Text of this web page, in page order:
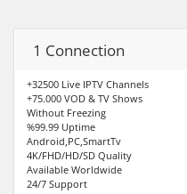
1 Connection
+32500 Live IPTV Channels
+75.000 VOD & TV Shows
Without Freezing
%99.99 Uptime
Android,PC,SmartTv
4K/FHD/HD/SD Quality
Available Worldwide
24/7 Support